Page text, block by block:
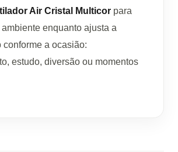
Air Cristal Multicor para
ambiente enquanto ajusta a
conforme a ocasião:
estudo, diversão ou momentos